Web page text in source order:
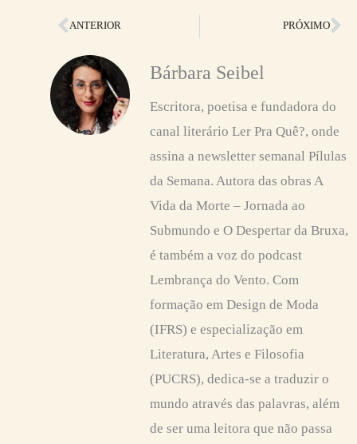
Anterior
ANTERIOR PRÓXIMO
Bárbara Seibel
Escritora, poetisa e fundadora do
canal literário Ler Pra Quê?, onde
assina a newsletter semanal Pílulas
da Semana. Autora das obras A
Vida da Morte – Jornada ao
Submundo e O Despertar da Bruxa,
é também a voz do podcast
Lembrança do Vento. Com
formação em Design de Moda
(IFRS) e especialização em
Literatura, Artes e Filosofia
(PUCRS), dedica-se a traduzir o
mundo através das palavras, além
de ser uma leitora que não passa